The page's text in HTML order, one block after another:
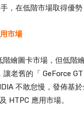
，在低階市場取得優勢
市場
繪圖卡市場，但低階
讓老舊的「 GeForce
不敢怠慢，發佈基
HTPC 應用市場。